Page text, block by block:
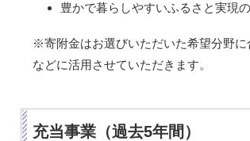
豊かで暮らしやすいふるさと実現
※寄附金はお選びいただいた希望分野
などに活用させていただきます。
充当事業（過去5年間）